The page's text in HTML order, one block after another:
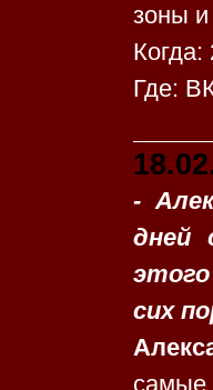
зоны и
Когда:
Где:
-
дней
сих
самые